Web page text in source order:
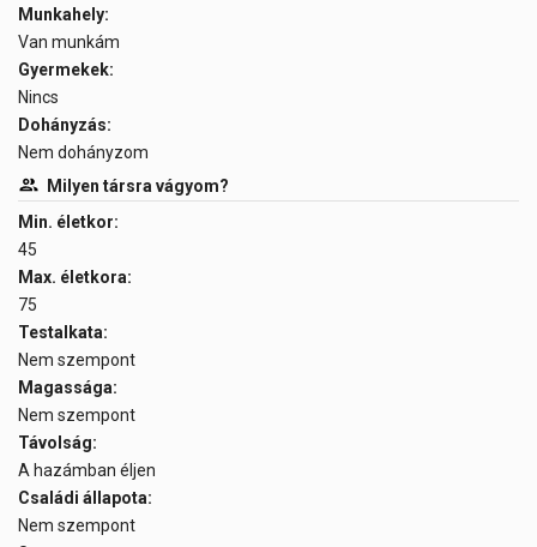
Munkahely:
Van munkám
Gyermekek:
Nincs
Dohányzás:
Nem dohányzom
Milyen társra vágyom?
Min. életkor:
45
Max. életkora:
75
Testalkata:
Nem szempont
Magassága:
Nem szempont
Távolság:
A hazámban éljen
Családi állapota:
Nem szempont